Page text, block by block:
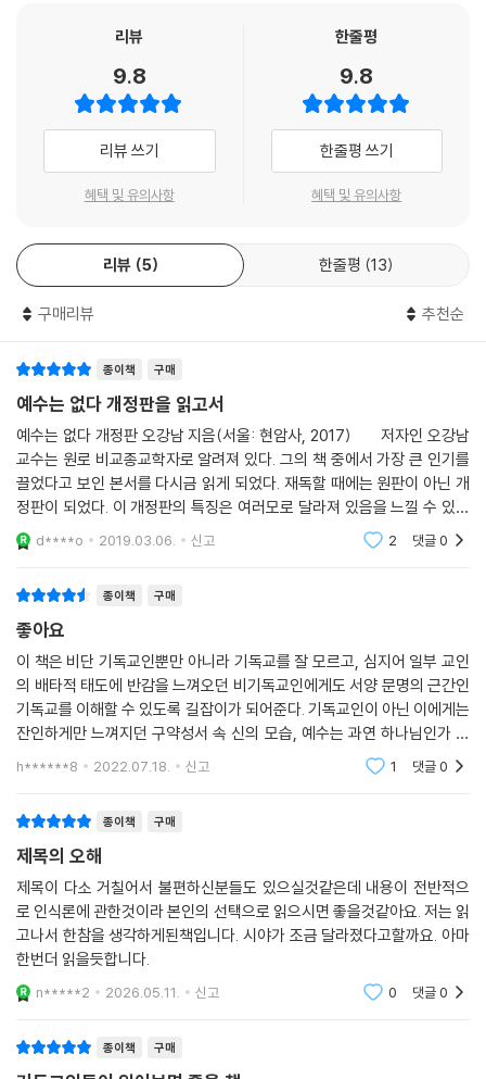
긴다는 것은 결국 나를 신의 자리에 앉힌다는 의미이기 때문이다. 내가 신
이 되는 것이다. 그렇기에 신의 뜻, 주님의 뜻을 업고 나오는 사람들끼리의
싸움은 어쩔 수 없이 이렇게 스스로 신이 된 ‘신들의 전쟁’일 수밖에 없다.
우리는 돌이나 나무로 새겨진 우상에 게 절하는 것을 두고는 우상숭배라고
생각한다. 그러나 이렇게 모든 것에서 상대적인 나를 절대자의 위치로 끌
어올리는 ‘자기 우상숭배’가 얼마나 더 엄청나고 무서운 일인가에 대해서
는 별로 생각하지 않는다.
한국의 예에서 보듯이 이런 지적, 영적, 도덕적 성장을 막는 교회가 아무리
문에 한국 사회가 좀 더 정의롭고 평화롭고 화기애애한 사회로 탈바꿈하는
서 혼자 잘살게 될 것으로 착각하고, 잘 믿어서 자기들만 천당 갈 것으로 꿈
꾸는 사람 때문에 더욱 극심한 물질 중심주의, 이기주의, 과시 제일주의의
사고방식이 팽배해지는 것이 현실 아닌가? 쓸데없이 사람을 내 편 네 편,
구원받은 사람과 구원받지 못한 사람 등으로 나누어 분열과 위화감만 조장
하게 된다.
--- p.317
스도교가, ‘배타적, 반지성적, 문자주의적, 광신적, 독선적, 독단적, 무비판
정적일 수 있는가 의아해한다. 이런 이들 중 지금 현재 그리스도인으로 살
아가는 사람이라면 이런 그리스도교에 계속 머물러 있을 수 없다고 느끼는
이들이 많고, 비그리스도인이라면 이런 식의 그리스도교에는 도저히 들어
갈 수 없다고 생각하게 된다.
--- p.351
장을 하지 않는다. 종교의 심층에 접한 사람은 인간 지성을 통한 표현이 얼
마나 한정된 것인가를 잘 알기 때문에 종교 경험에 대한 한 가지 표현, 비록
없다.
--- p.363
여호수아가 해를 보고 “태양아 너는 기브온 위에 머무르라”(수 10:12)라
고 하자 해가 정말로 잠시 그 운행을 중단했다고 하는데, 이것을 역사적, 과
학적 사실로 받아들이는 것이 성경을 믿는다는 것인가?
성경을 믿는다는 것. 그것은 성경이야말로 우리의 ‘궁극적 변화’를 위한 수
단이 될 수 있다는 사실을 받아들이는 것이다. 마음을 열고 우리 속에 있는
무한한 잠재력을 일깨우는 것, 우리의 의식구조와 가치관이 바뀌어 우리의
는 것, 이것이 성경을 믿는다는 것의 기본 의미가 아닌가. (본문 83쪽)
저자는 성경이 역사적, 과학적 정보를 제공하는 것을 일차 목적으로 삼은
아들일 수 없는 이야기가 수도 없이 나오기 때문이다. 그보다는 성경이 우
속에 담긴 깊은 뜻을 이해하는 것이 더욱 중요하다.
기존의 고정관념을 뒤엎는
새로운 관점의 성경 해석
저자는 개정판 서문에서 “이른바 골수파 근본주의 교단에 속하는 사람이
긍하지 않는 경우가 의외로 많았다”라고 말한다. 독실한 기독교인조차 교
회에서 설교를 들으며 속으로는 납득하기 어려웠던 점들을 저자는 해박한
예를 들어, 하와는 아담의 갈빗대로 만들었기 때문에 여자는 남자의 종속
물이라는 식의 해석에 대해서는 다음과 같이 원전을 근거로 들어 반박한
다.
아담의 갈빗대에서 하와를 만들었다는 이야기도 이런 맥락에서 이해할 수
런데 이 말을 반드시 ‘갈빗대’라 번역할 필요는 없다. 기원전 3세기에 나온
그리스어 70인 역에서, 이 이야기에 나오는 아담의 ‘첼라’에 한해서만은
그것을 ‘갈빗대’로 번역했기 때문에 그 후 계속 ‘갈빗대’로 이해되어왔을
뿐, 그 단어 자체는 그냥 ‘한쪽(side)’이라는 뜻이었다. 「출애굽기」 26장 2
0절에 보면 “성막 다른 쪽”이라는 말이 나오는데, 이 ‘다른 쪽’의 원문이 바
로 ‘첼라’다. 첼라를 다른 한쪽이라든가 다른 한편으로 번역한다면, 아담의
갈비뼈를 꺼내서 하와를 만든 것이 아니라 아담의 ‘한쪽’을 잘라 하와를 만
해주는 지은이의 학자적 깊이와 너그러움이 책 전체에 역력하여, 되풀이해
전현(미국 시카고 매코믹 신학교 조직신학 교수)
리뷰
9.8
리뷰 쓰기
혜택 및 유의사항
한줄평
9.8
한줄평 쓰기
혜택 및 유의사항
리뷰 5 한줄평 13
구매리뷰 추천순
종이책 구매
예수는 없다 개정판을 읽고서
예수는 없다 개정판 오강남 지음(서울: 현암사, 2017) 저자인 오강남
교수는 원로 비교종교학자로 알려져 있다. 그의 책 중에서 가장 큰 인기를
끌었다고 보인 본서를 다시금 읽게 되었다. 재독할 때에는 원판이 아닌 개
정판이 되었다. 이 개정판의 특징은 여러모로 달라져 있음을 느낄 수 있었
다. 기존에 저자의 지은 책과 번역 책을 여러 권 읽어본 경력(?)이 있기에
좀 더 쉽
d****o 2019.03.06. 신고 2 댓글0
종이책 구매
좋아요
이 책은 비단 기독교인뿐만 아니라 기독교를 잘 모르고, 심지어 일부 교인
의 배타적 태도에 반감을 느껴오던 비기독교인에게도 서양 문명의 근간인
기독교를 이해할 수 있도록 길잡이가 되어준다. 기독교인이 아닌 이에게는
잔인하게만 느껴지던 구약성서 속 신의 모습, 예수는 과연 하나님인가 하
는 문제, 예수는 정말 동정녀에게서 탄생했는지 등 여러모로 의문스럽던
h******8 2022.07.18. 신고 1 댓글0
종이책 구매
제목의 오해
제목이 다소 거칠어서 불편하신분들도 있으실것같은데 내용이 전반적으
로 인식론에 관한것이라 본인의 선택으로 읽으시면 좋을것같아요. 저는 읽
고나서 한참을 생각하게된책입니다. 시야가 조금 달라졌다고할까요. 아마
한번더 읽을듯합니다.
n*****2 2026.05.11. 신고 0 댓글0
종이책 구매